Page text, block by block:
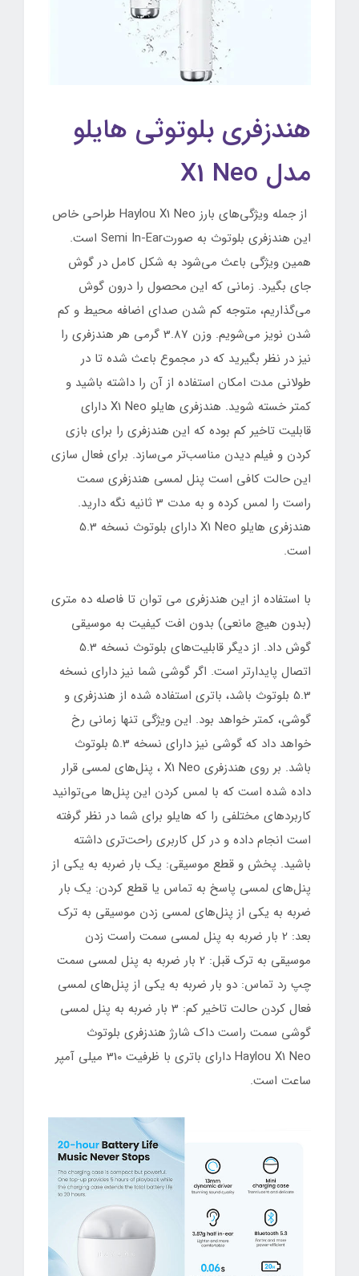
هندزفری بلوتوثی هایلو
مدل X1 Neo
از جمله ویژگی‌های بارز Haylou X1 Neo طراحی خاص
این هندزفری بلوتوث به صورتSemi In-Ear است.
همین ویژگی باعث می‌شود به شکل کامل در گوش
جای بگیرد. زمانی که این محصول را درون گوش
می‌گذاریم، متوجه کم شدن صدای اضافه محیط و کم
شدن نویز می‌شویم. وزن 3.87 گرمی هر هندزفری را
نیز در نظر بگیرید که در مجموع باعث شده تا در
طولانی مدت امکان استفاده از آن را داشته باشید و
کمتر خسته شوید. هندزفری هایلو X1 Neo دارای
قابلیت تاخیر کم بوده که این هندزفری را برای بازی
کردن و فیلم دیدن مناسب‌تر می‌سازد. برای فعال سازی
این حالت کافی است پنل لمسی هندزفری سمت
راست را لمس کرده و به مدت 3 ثانیه نگه دارید.
هندزفری هایلو X1 Neo دارای بلوتوث نسخه 5.3
است.
با استفاده از این هندزفری می توان تا فاصله ده متری
(بدون هیچ مانعی) بدون افت کیفیت به موسیقی
گوش داد. از دیگر قابلیت‌های بلوتوث نسخه 5.3
اتصال پایدارتر است. اگر گوشی شما نیز دارای نسخه
5.3 بلوتوث باشد، باتری استفاده شده از هندزفری و
گوشی، کمتر خواهد بود. این ویژگی تنها زمانی رخ
خواهد داد که گوشی نیز دارای نسخه 5.3 بلوتوث
باشد. بر روی هندزفری X1 Neo ، پنل‌های لمسی قرار
داده شده است که با لمس کردن این پنل‌ها می‌توانید
کاربردهای مختلفی را که هایلو برای شما در نظر گرفته
است انجام داده و در کل کاربری راحت‌تری داشته
باشید. پخش و قطع موسیقی: یک بار ضربه به یکی از
پنل‌های لمسی پاسخ به تماس یا قطع کردن: یک بار
ضربه به یکی از پنل‌های لمسی زدن موسیقی به ترک
بعد: 2 بار ضربه به پنل لمسی سمت راست زدن
موسیقی به ترک قبل: 2 بار ضربه به پنل‌ لمسی سمت
چپ رد تماس: دو بار ضربه به یکی از پنل‌های لمسی
فعال کردن حالت تاخیر کم: 3 بار ضربه به پنل لمسی
گوشی سمت راست داک شارژ هندزفری بلوتوث
Haylou X1 Neo دارای باتری با ظرفیت 310 میلی آمپر
ساعت است.